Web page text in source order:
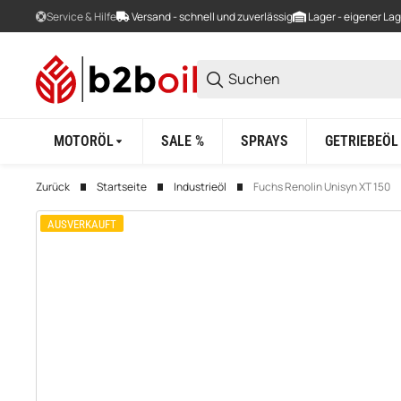
Service & Hilfe Versand - schnell und zuverlässig Lager - eigener
MOTORÖL SALE % SPRAYS GETRIEBEÖL
Zurück Startseite Industrieöl Fuchs Renolin Unisyn XT 150
AUSVERKAUFT